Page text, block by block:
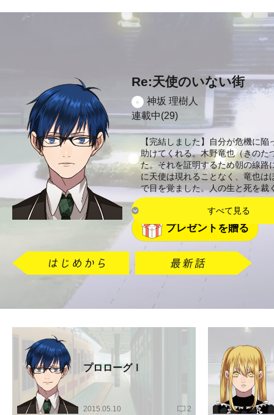
Re:天使のいない街
神坂 理樹人
連載中(29)
【完結しました】自分が危機に
助けてくれる。木野竜也（きのた
た。それを証明するため朝の線路
に天使は現れることなく、竜也は
で目を覚ました。人の生と死を
すべて見る
プレゼントを贈る
プロローグⅠ
2015.05.10 2